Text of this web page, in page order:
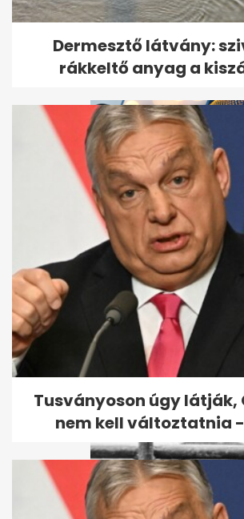
Döntött a bíróság
gyilkosáról
Kiderült, ki ölte
Tamást, de a
szabadon...
Dermesztő látvány:
rákkeltő anyag a
Tusványoson úgy látják,
nem kell változtatnia -